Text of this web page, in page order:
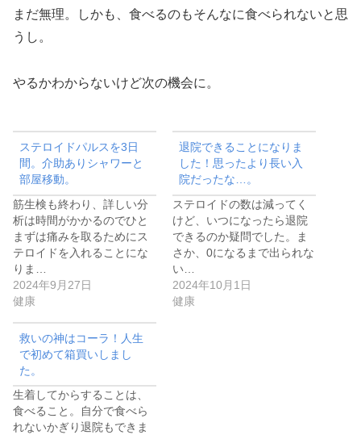
まだ無理。しかも、食べるのもそんなに食べられないと思
うし。
やるかわからないけど次の機会に。
ステロイドパルスを3日
間。介助ありシャワーと
部屋移動。
筋生検も終わり、詳しい分
析は時間がかかるのでひと
まずは痛みを取るためにス
テロイドを入れることにな
りま…
2024年9月27日
健康
退院できることになりま
した！思ったより長い入
院だったな…。
ステロイドの数は減ってく
けど、いつになったら退院
できるのか疑問でした。ま
さか、0になるまで出られな
い…
2024年10月1日
健康
救いの神はコーラ！人生
で初めて箱買いしまし
た。
生着してからすることは、
食べること。自分で食べら
れないかぎり退院もできま